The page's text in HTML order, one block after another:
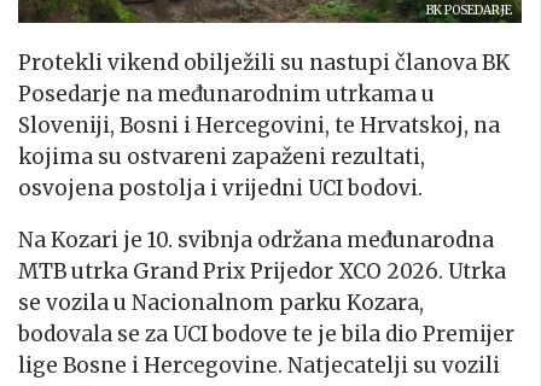
BK POSEDARJE
Protekli vikend obilježili su nastupi članova BK
Posedarje na međunarodnim utrkama u
Sloveniji, Bosni i Hercegovini, te Hrvatskoj, na
kojima su ostvareni zapaženi rezultati,
osvojena postolja i vrijedni UCI bodovi.
Na Kozari je 10. svibnja održana međunarodna
MTB utrka Grand Prix Prijedor XCO 2026. Utrka
se vozila u Nacionalnom parku Kozara,
bodovala se za UCI bodove te je bila dio Premijer
lige Bosne i Hercegovine. Natjecatelji su vozili